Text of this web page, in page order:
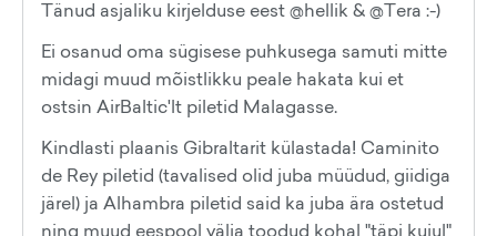
Tänud asjaliku kirjelduse eest @hellik & @Tera :-)
Ei osanud oma sügisese puhkusega samuti mitte
midagi muud mõistlikku peale hakata kui et
ostsin AirBaltic'lt piletid Malagasse.
Kindlasti plaanis Gibraltarit külastada! Caminito
de Rey piletid (tavalised olid juba müüdud, giidiga
järel) ja Alhambra piletid said ka juba ära ostetud
ning muud eespool välja toodud kohal "täpi kujul"